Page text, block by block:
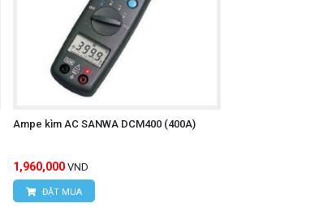
Ampe kìm AC SANWA DCM400 (400A)
1,960,000 VND
ĐẶT MUA